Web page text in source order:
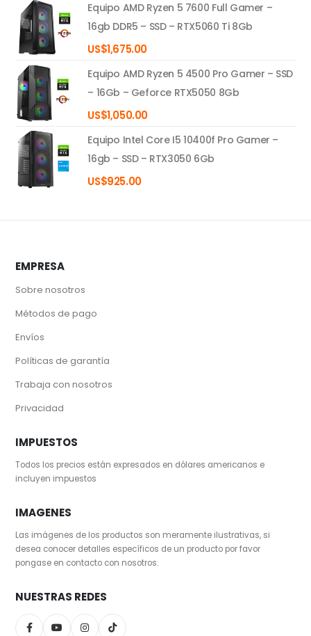
Equipo AMD Ryzen 5 7600 Full Gamer –
16gb DDR5 – SSD – RTX5060 Ti 8Gb
US$1,675.00
Equipo AMD Ryzen 5 4500 Pro Gamer – SSD
– 16Gb – Geforce RTX5050 8Gb
US$1,050.00
Equipo Intel Core I5 10400f Pro Gamer –
16gb – SSD – RTX3050 6Gb
US$925.00
EMPRESA
Sobre nosotros
Métodos de pago
Envíos
Políticas de garantía
Trabaja con nosotros
Privacidad
IMPUESTOS
Todos los precios están expresados en dólares americanos e
incluyen impuestos
IMAGENES
Las imágenes de los productos son meramente ilustrativas, si
desea conocer detalles específicos de un producto por favor
pongase en contacto con nosotros.
NUESTRAS REDES